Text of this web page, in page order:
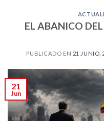
EL ABANICO
PUBLICADO EN 21 JUNIO,
21
Jun